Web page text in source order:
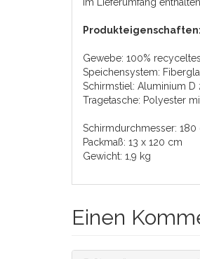
Produkteigenschaften:
Gewebe: 100%
Speichensystem:
Schirmstiel: Aluminium
Tragetasche: Polyester
Schirmdurchmesser: 180
Packmaß: 13 x 120 cm
Gewicht: 1,9 kg
Einen